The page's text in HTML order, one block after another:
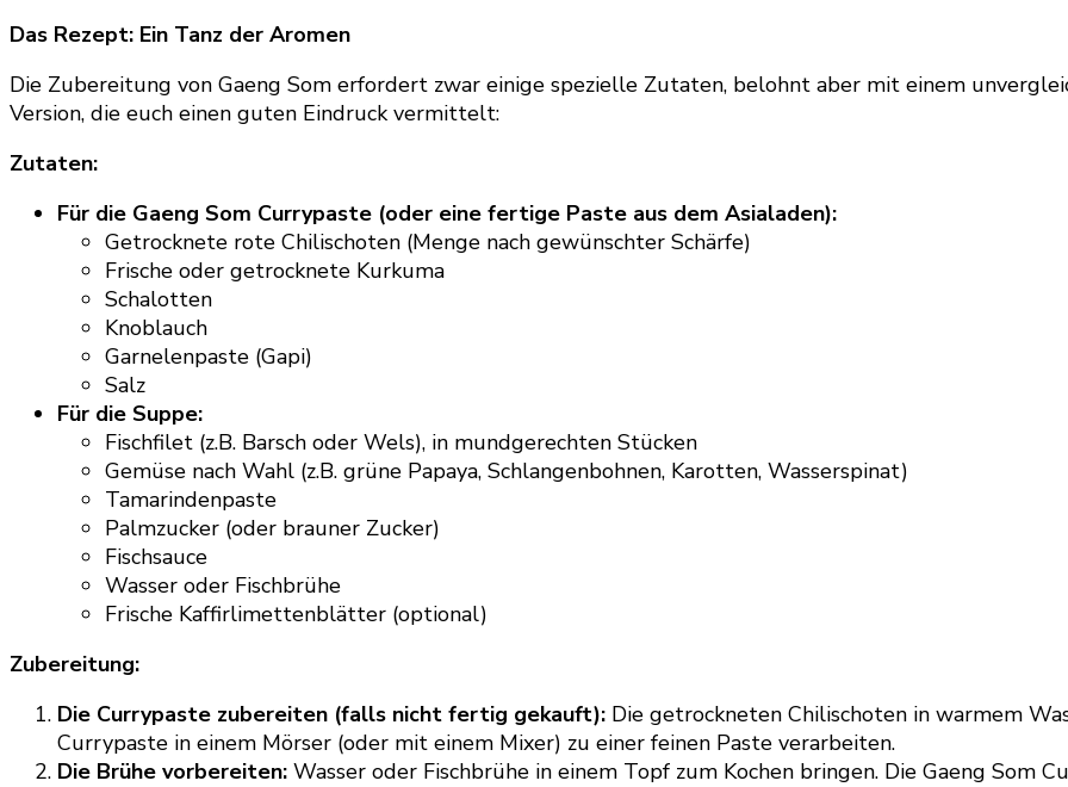
Das Rezept: Ein Tanz der Aromen
Die Zubereitung von Gaeng Som erfordert zwar einige spezielle Zutaten, belohnt aber mit einem
Version, die euch einen guten Eindruck vermittelt:
Zutaten:
Für die Gaeng Som Currypaste (oder eine fertige Paste aus dem Asialaden):
Getrocknete rote Chilischoten (Menge nach gewünschter Schärfe)
Frische oder getrocknete Kurkuma
Schalotten
Knoblauch
Garnelenpaste (Gapi)
Salz
Für die Suppe:
Fischfilet (z.B. Barsch oder Wels), in mundgerechten Stücken
Gemüse nach Wahl (z.B. grüne Papaya, Schlangenbohnen, Karotten, Wasserspinat)
Tamarindenpaste
Palmzucker (oder brauner Zucker)
Fischsauce
Wasser oder Fischbrühe
Frische Kaffirlimettenblätter (optional)
Zubereitung:
Die Currypaste zubereiten (falls nicht fertig gekauft): Die getrockneten Chilischoten in warmem
Currypaste in einem Mörser (oder mit einem Mixer) zu einer feinen Paste verarbeiten.
Die Brühe vorbereiten: Wasser oder Fischbrühe in einem Topf zum Kochen bringen. Die Gaeng Som